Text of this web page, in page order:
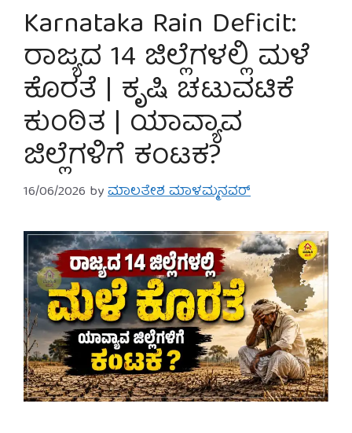
Karnataka Rain Deficit:
ರಾಜ್ಯದ 14 ಜಿಲ್ಲೆಗಳಲ್ಲಿ ಮಳೆ
ಕೊರತೆ | ಕೃಷಿ ಚಟುವಟಿಕೆ
ಕುಂಠಿತ | ಯಾವ್ಯಾವ
ಜಿಲ್ಲೆಗಳಿಗೆ ಕಂಟಕ?
16/06/2026 byಮಾಲತೇಶ ಮಾಳಮ್ಮನವರ್